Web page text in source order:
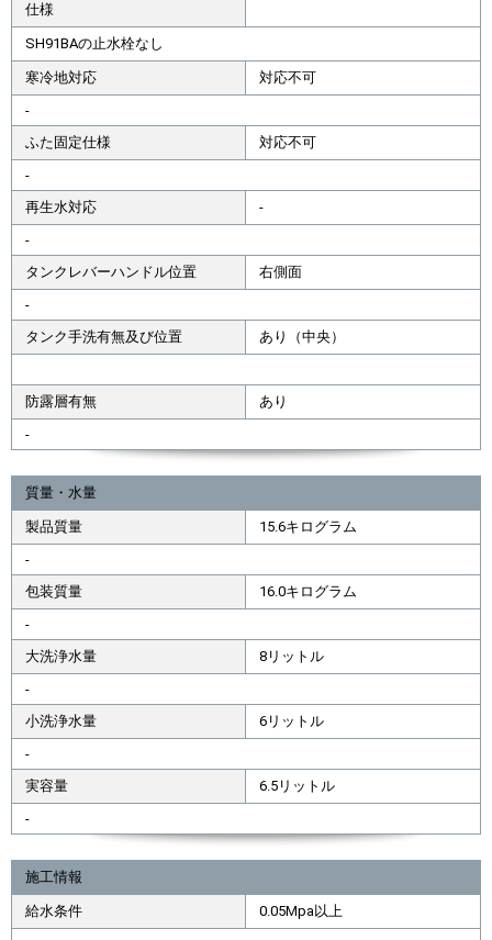
仕様
SH91BAの止水栓なし
寒冷地対応
対応不可
-
ふた固定仕様
対応不可
-
再生水対応
-
-
タンクレバーハンドル位置
右側面
-
タンク手洗有無及び位置
あり（中央）
防露層有無
あり
-
質量・水量
製品質量
15.6キログラム
-
包装質量
16.0キログラム
-
大洗浄水量
8リットル
-
小洗浄水量
6リットル
-
実容量
6.5リットル
-
施工情報
給水条件
0.05Mpa以上